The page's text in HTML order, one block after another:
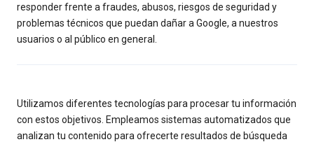
responder frente a fraudes, abusos, riesgos de seguridad y
problemas técnicos que puedan dañar a Google, a nuestros
usuarios o al público en general.
Utilizamos diferentes tecnologías para procesar tu información
con estos objetivos. Empleamos sistemas automatizados que
analizan tu contenido para ofrecerte resultados de búsqueda